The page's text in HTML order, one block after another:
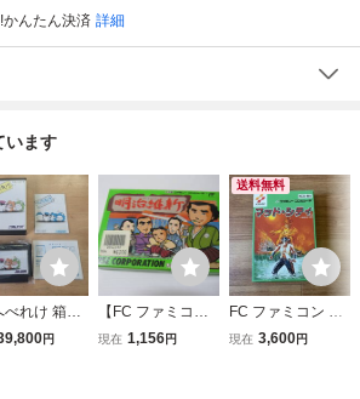
かんたん決済 詳細
います
べれけ 箱説
ファミコン
円
【FC ファミコン
ソフト】明治維新
現在 1,156円
送料無料
FC ファミコン マ
ッド・シティ KO
現在 3,600円